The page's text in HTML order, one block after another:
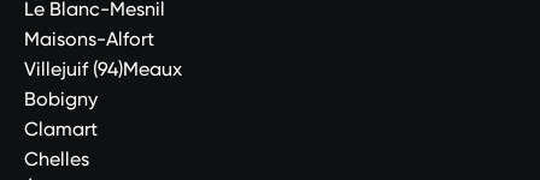
Le Blanc-Mesnil
Maisons-Alfort
Villejuif (94)Meaux
Bobigny
Clamart
Chelles